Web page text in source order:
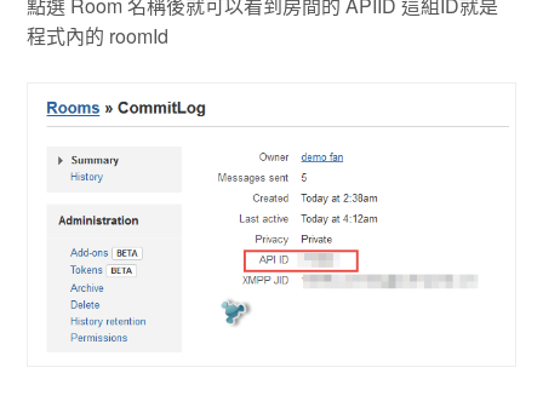
點選 Room 名稱後就可以看到房間的 APIID 這組ID就是
程式內的 roomId